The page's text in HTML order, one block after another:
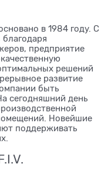
в 1984 году. С
благодаря
предприятие
решений
развитие
быть
сегодняшний день
Новейшие
поддерживать